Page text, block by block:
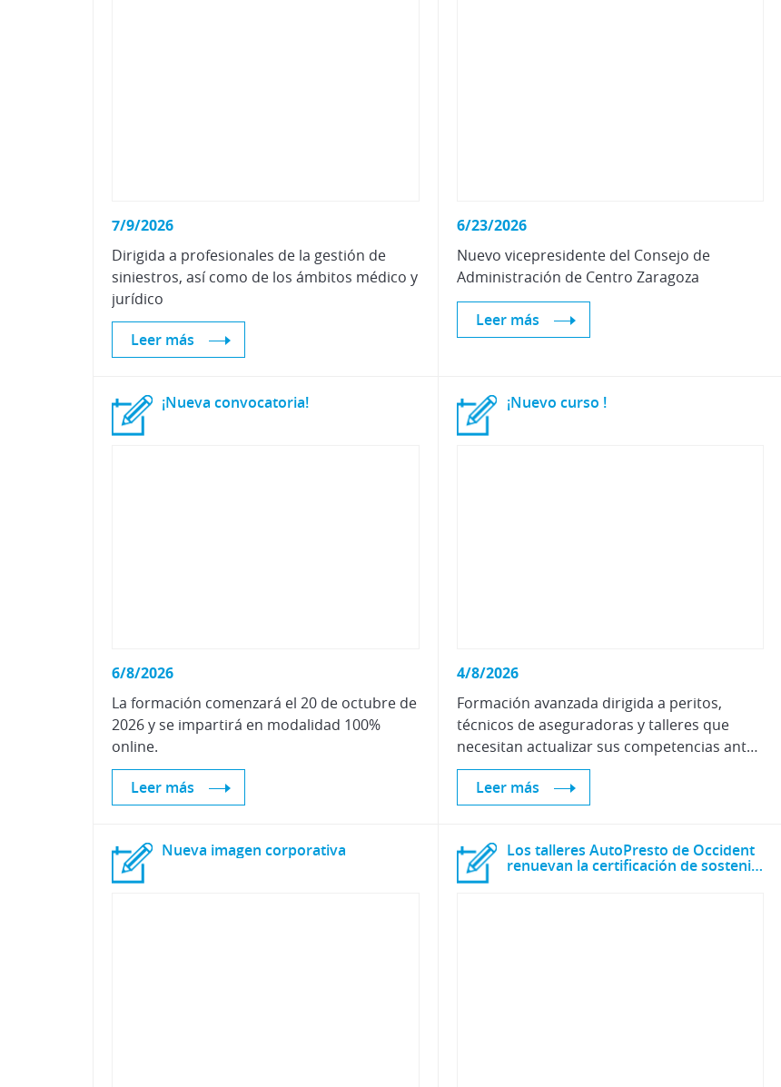
7/9/2026
Dirigida a profesionales de la gestión de
siniestros, así como de los ámbitos médico y
jurídico
Leer más
6/23/2026
Nuevo vicepresidente del Consejo de
Administración de Centro Zaragoza
Leer más
¡Nueva convocatoria!
6/8/2026
La formación comenzará el 20 de octubre de
2026 y se impartirá en modalidad 100%
online.
Leer más
¡Nuevo curso !
4/8/2026
Formación avanzada dirigida a peritos,
técnicos de aseguradoras y talleres que
necesitan actualizar sus competencias ante el auge de la movilidad eléctrica.
Leer más
Nueva imagen corporativa Los talleres AutoPresto de Occident
renuevan la certificación de sostenibilidad CZ